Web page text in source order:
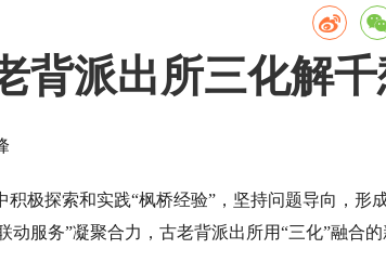
背派出所三化解
极探索和实践“枫桥经验”，坚持问题导向，形
动服务”凝聚合力，古老背派出所用“三化”融合